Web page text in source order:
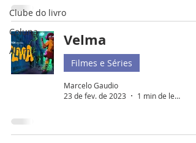
Clube do livro
Coluna
Anime
Velma
Filmes e Séries
Marcelo Gaudio
23 de fev. de 2023
1 min de leitura